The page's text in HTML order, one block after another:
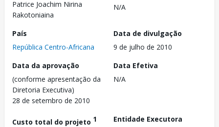
Patrice Joachim Nirina
Rakotoniaina
N/A
País
República Centro-Africana
Data de divulgação
9 de julho de 2010
Data da aprovação
(conforme apresentação da
Diretoria Executiva)
28 de setembro de 2010
Data Efetiva
N/A
Custo total do projeto 1
Entidade Executora